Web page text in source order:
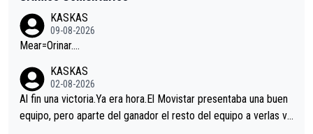
KASKAS
09-08-2026
Mear=Orinar….
KASKAS
02-08-2026
Al fin una victoria.Ya era hora.El Movistar presentaba una buen
equipo, pero aparte del ganador el resto del equipo a verlas ve